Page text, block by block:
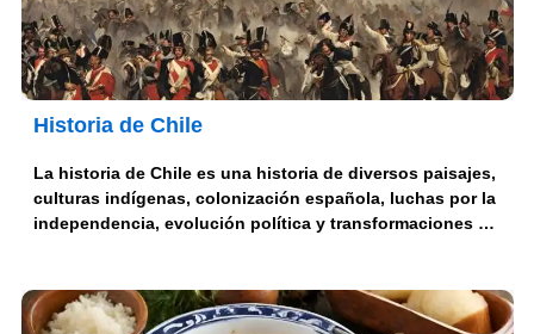
Historia de Chile
La historia de Chile es una historia de diversos paisajes,
culturas indígenas, colonización española, luchas por la
independencia, evolución política y transformaciones …